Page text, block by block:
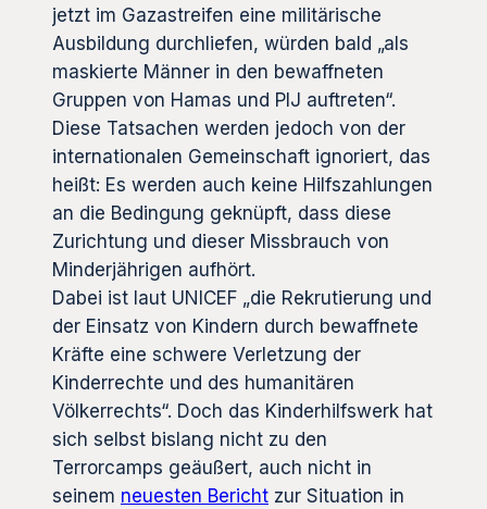
jetzt im Gazastreifen eine militärische
Ausbildung durchliefen, würden bald „als
maskierte Männer in den bewaffneten
Gruppen von Hamas und PIJ auftreten“.
Diese Tatsachen werden jedoch von der
internationalen Gemeinschaft ignoriert, das
heißt: Es werden auch keine Hilfszahlungen
an die Bedingung geknüpft, dass diese
Zurichtung und dieser Missbrauch von
Minderjährigen aufhört.
Dabei ist laut UNICEF „die Rekrutierung und
der Einsatz von Kindern durch bewaffnete
Kräfte eine schwere Verletzung der
Kinderrechte und des humanitären
Völkerrechts“. Doch das Kinderhilfswerk hat
sich selbst bislang nicht zu den
Terrorcamps geäußert, auch nicht in
seinem neuesten Bericht zur Situation in